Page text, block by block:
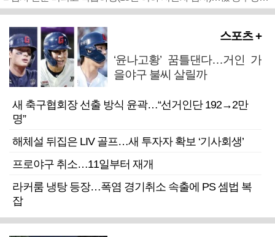
스포츠 +
‘윤나고황’ 꿈틀댄다…거인 가
을야구 불씨 살릴까
새 축구협회장 선출 방식 윤곽…“선거인단 192→2만
명”
해체설 뒤집은 LIV 골프…새 투자자 확보 ‘기사회생’
프로야구 취소…11일부터 재개
라커룸 냉탕 등장…폭염 경기취소 속출에 PS 셈법 복
잡